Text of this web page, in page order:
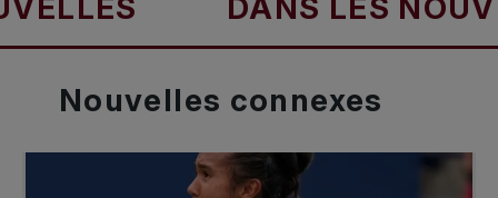
DANS LES
Nouvelles connexes